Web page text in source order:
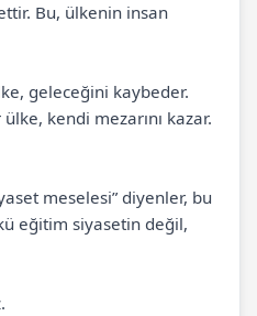
Bu, ülkenin insan
geleceğini kaybeder.
kendi mezarını kazar.
meselesi” diyenler, bu
eğitim siyasetin değil,